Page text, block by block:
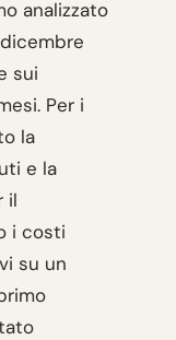
analizzato
sui
Per i
la
e la
il
i costi
su un